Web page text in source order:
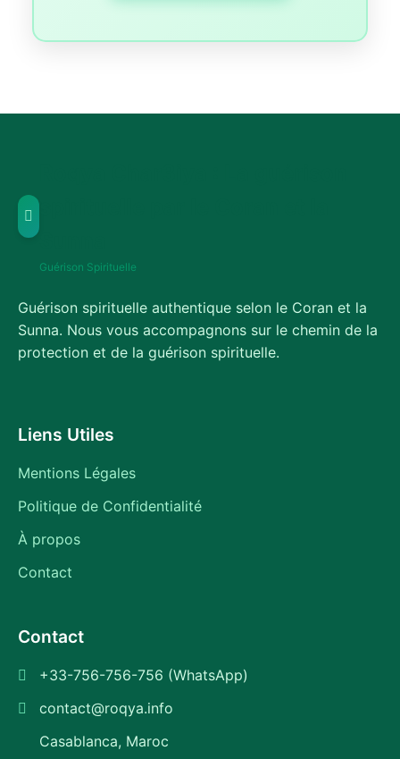
Guérison Spirituelle
Guérison spirituelle authentique selon le Coran et la
Sunna. Nous vous accompagnons sur le chemin de la
protection et de la guérison spirituelle.
Liens Utiles
Mentions Légales
Politique de Confidentialité
À propos
Contact
Contact
+33-756-756-756 (WhatsApp)
contact@roqya.info
Casablanca, Maroc